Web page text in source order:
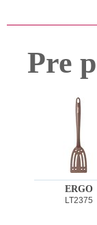
Pre
ERGO
LT2375